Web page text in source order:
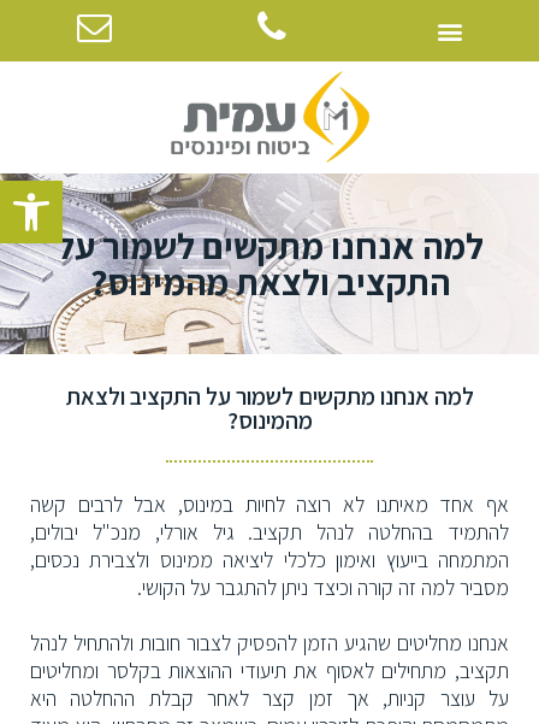
פתח
למה אנחנו מתקשים לשמור על
התקציב ולצאת מהמינוס?
למה אנחנו מתקשים לשמור על התקציב ולצאת
מהמינוס?
אף אחד מאיתנו לא רוצה לחיות במינוס, אבל לרבים קשה
להתמיד בהחלטה לנהל תקציב. גיל אורלי, מנכ"ל יבולים,
המתמחה בייעוץ ואימון כלכלי ליציאה ממינוס ולצבירת נכסים,
מסביר למה זה קורה וכיצד ניתן להתגבר על הקושי.
אנחנו מחליטים שהגיע הזמן להפסיק לצבור חובות ולהתחיל לנהל
תקציב, מתחילים לאסוף את תיעודי ההוצאות בקלסר ומחליטים
על עוצר קניות, אך זמן קצר לאחר קבלת ההחלטה היא